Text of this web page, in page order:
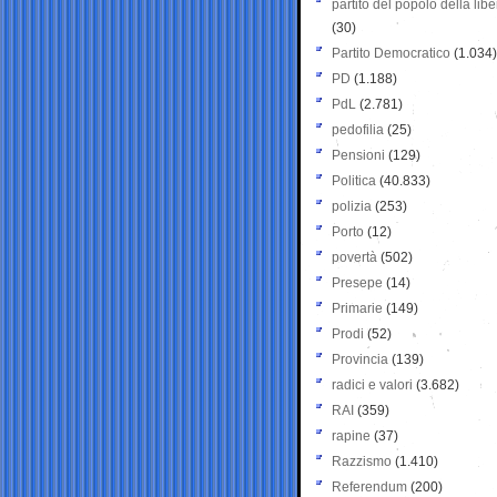
partito del popolo della
(30)
Partito Democratico (1.034)
PD (1.188)
PdL (2.781)
pedofilia (25)
Pensioni (129)
Politica (40.833)
polizia (253)
Porto (12)
povertà (502)
Presepe (14)
Primarie (149)
Prodi (52)
Provincia (139)
radici e valori (3.682)
RAI (359)
rapine (37)
Razzismo (1.410)
Referendum (200)